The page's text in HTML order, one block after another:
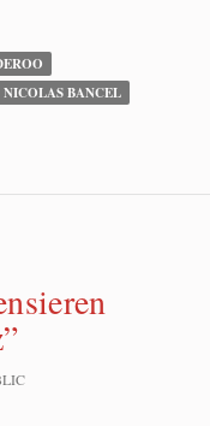
NICOLAS BANCEL